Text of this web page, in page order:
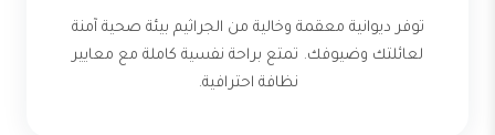
توفر ديوانية معقمة وخالية من الجراثيم بيئة صحية آمنة
لعائلتك وضيوفك. تمتع براحة نفسية كاملة مع معايير
نظافة احترافية.